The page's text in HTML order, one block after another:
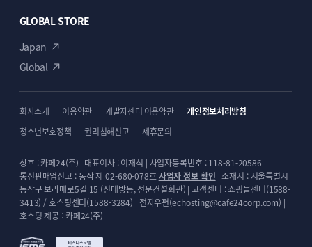
아카이브 기능도 제공합니다.
페이스북 등 자신의 SNS에 공유할 수 있는 기능도
포함시켰습니다.
전체 통합 CSS 관리
05
GLOBAL STORE
Japan
Global
회사소개 이용약관 개발자센터 이용약관
개인정보처리방침
청소년보호정책
권리침해신고 제휴문의
상호 : 카페24(주) | 대표이사 : 이재석 | 사업자등록번호 : 118-81-20586 |
통신판매업신고 : 동작 제 02-680-078호사업자 정보 확인 | 소재지 : 서울특별시
동작구 보라매로5길 15 (신대방동, 전문건설회관) | 고객센터 : 쇼핑몰센터(1588-
3413) / 호스팅센터(1588-3284) | 전자우편(echosting@cafe24corp.com) |
호스팅 제공 : 카페24(주)